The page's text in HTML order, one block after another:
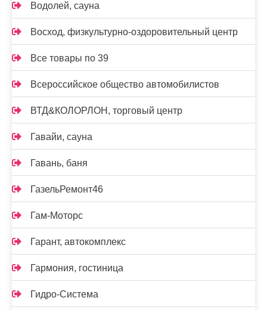
Водолей, сауна
Восход, физкультурно-оздоровительный центр
Все товары по 39
Всероссийское общество автомобилистов
ВТД&КОЛОРЛОН, торговый центр
Гавайи, сауна
Гавань, баня
ГазельРемонт46
Гам-Моторс
Гарант, автокомплекс
Гармония, гостиница
Гидро-Система